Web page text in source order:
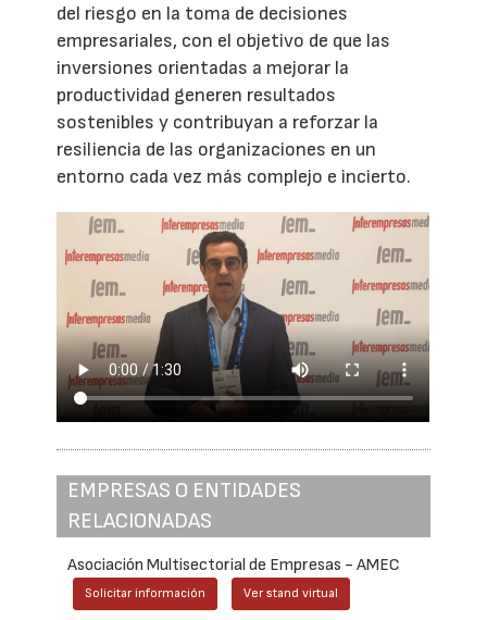
del riesgo en la toma de decisiones
empresariales, con el objetivo de que las
inversiones orientadas a mejorar la
productividad generen resultados
sostenibles y contribuyan a reforzar la
resiliencia de las organizaciones en un
entorno cada vez más complejo e incierto.
EMPRESAS O ENTIDADES
RELACIONADAS
Asociación Multisectorial de Empresas - AMEC
Solicitar información Ver stand virtual